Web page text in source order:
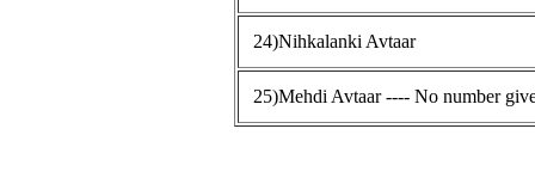
24)Nihkalanki Avtaar
25)Mehdi Avtaar ---- No number